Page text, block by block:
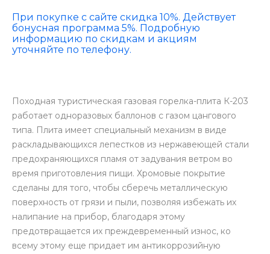
При покупке с сайте скидка 10%. Действует
бонусная программа 5%. Подробную
информацию по скидкам и акциям
уточняйте по телефону.
Походная туристическая газовая горелка-плита К-203
работает одноразовых баллонов с газом цангового
типа. Плита имеет специальный механизм в виде
раскладывающихся лепестков из нержавеющей стали
предохраняющихся пламя от задувания ветром во
время приготовления пищи. Хромовые покрытие
сделаны для того, чтобы сберечь металлическую
поверхность от грязи и пыли, позволяя избежать их
налипание на прибор, благодаря этому
предотвращается их преждевременный износ, ко
всему этому еще придает им антикоррозийную